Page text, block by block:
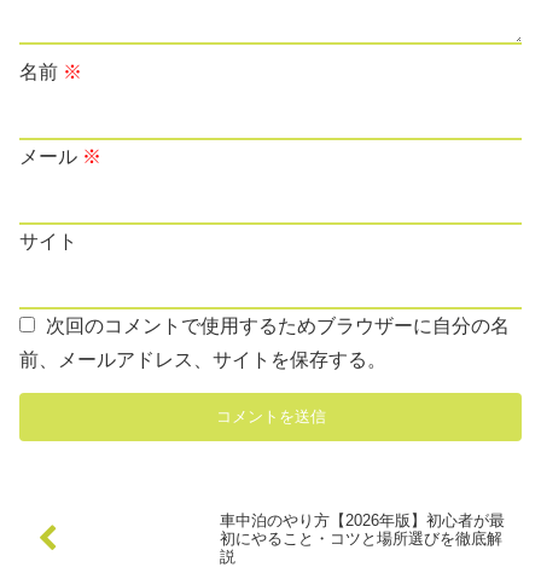
名前 ※
メール ※
サイト
次回のコメントで使用するためブラウザーに自分の名
前、メールアドレス、サイトを保存する。
車中泊のやり方【2026年版】初心者が最
初にやること・コツと場所選びを徹底解
説